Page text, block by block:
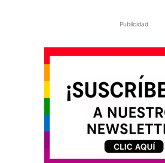
Publicidad